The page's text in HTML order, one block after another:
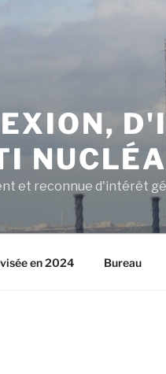
et reconnue d'intérêt
en 2024 Bureau